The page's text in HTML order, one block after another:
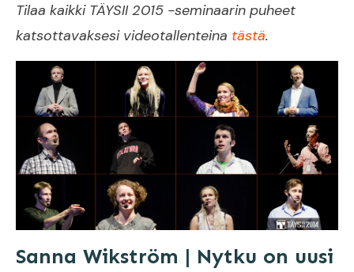
Tilaa kaikki TÄYSII 2015 -seminaarin puheet
katsottavaksesi videotallenteina tästä.
Sanna Wikström | Nytku on uusi